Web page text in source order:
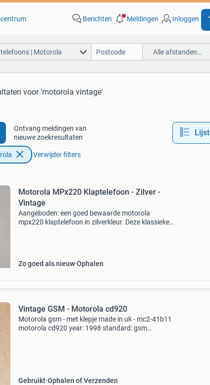
Berichten Meldingen Inloggen
| Motorola Alle afstanden…
voor 'motorola vintage'
Ontvang meldingen van
nieuwe zoekresultaten
Lijst
Verwijder filters
Motorola MPx220 Klaptelefoon - Zilver -
Vintage
Aangeboden: een goed bewaarde motorola
mpx220 klaptelefoon in zilverkleur. Deze klassieke
Zo goed als nieuw Ophalen
Vintage GSM - Motorola cd920
Motorola gsm - met klepje made in uk - mc2-41b11
motorola cd920 year: 1998 standard: gsm
Gebruikt Ophalen of Verzenden